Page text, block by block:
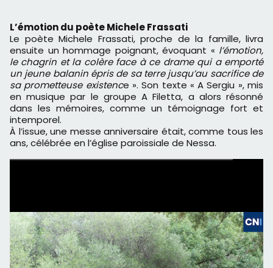
L’émotion du poète Michele Frassati
Le poète Michele Frassati, proche de la famille, livra
ensuite un hommage poignant, évoquant « l’émotion,
le chagrin et la colère face à ce drame qui a emporté
un jeune balanin épris de sa terre jusqu’au sacrifice de
sa prometteuse existence ». Son texte « A Sergiu », mis
en musique par le groupe A Filetta, a alors résonné
dans les mémoires, comme un témoignage fort et
intemporel.
À l’issue, une messe anniversaire était, comme tous les
ans, célébrée en l’église paroissiale de Nessa.